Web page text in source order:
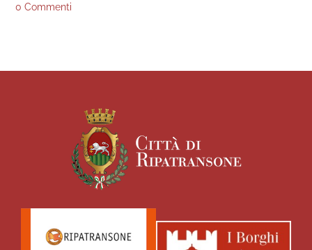
0 Commenti